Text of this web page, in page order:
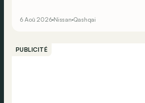
chercher la moindre pompe à
6 Aoû 2026 Nissan Qashqai
PUBLICITÉ